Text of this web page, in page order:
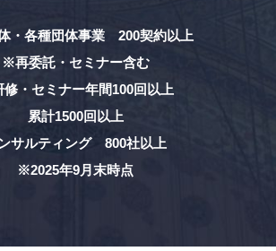
・各種団体事業 200契約以上
※再委託・セミナー含む
修・セミナー年間100回以上
累計1500回以上
サルティング 800社以上
※2025年9月末時点